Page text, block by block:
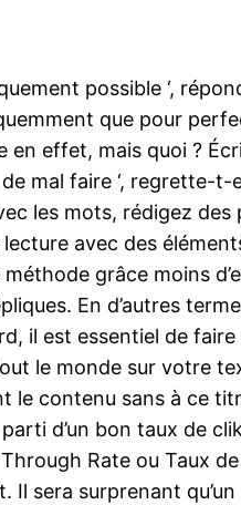
possible ‘,
que pour
effet, mais quoi ?
mal faire ‘,
les mots, rédigez
avec des
grâce moins
En d’autres
il est essentiel de
le monde sur votre
contenu sans à ce
d’un bon taux de
Rate ou Taux
sera surprenant